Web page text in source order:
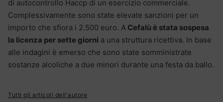
di autocontrollo Haccp di un esercizio commerciale.
Complessivamente sono state elevate sanzioni per un
importo che sfiora i 2.500 euro. A Cefalù è stata sospesa
la licenza per sette giorni a una struttura ricettiva. In base
alle indagini è emerso che sono state somministrate
sostanze alcoliche a due minori durante una festa da ballo.
Tutti gli articoli dell'autore